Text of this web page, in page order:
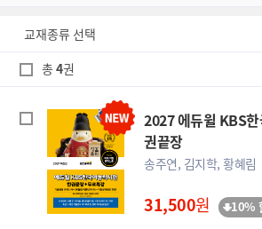
총4권
2027 에듀윌 KBS
권끝장
송주연, 김지학, 황혜림
31,500원 10%